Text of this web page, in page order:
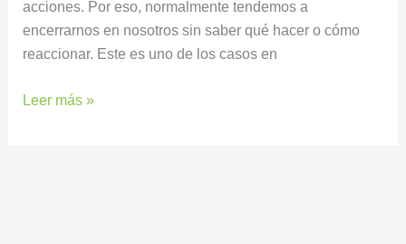
acciones. Por eso, normalmente tendemos a
encerrarnos en nosotros sin saber qué hacer o cómo
reaccionar. Este es uno de los casos en
Leer más »